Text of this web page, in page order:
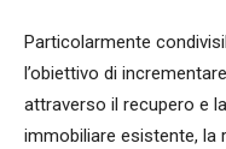
Particolarmente
l’obiettivo di
attraverso il recupero e
immobiliare esistente, la